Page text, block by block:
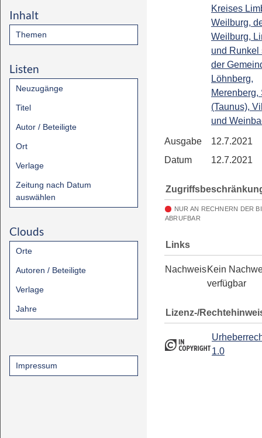
Inhalt
Themen
Listen
Neuzugänge
Titel
Autor / Beteiligte
Ort
Verlage
Zeitung nach Datum
auswählen
Clouds
Orte
Autoren / Beteiligte
Verlage
Jahre
Impressum
Kreises
Weilburg,
Weilburg,
und Runkel
der
Löhnberg,
Merenberg,
(Taunus),
und
Ausgabe
12.7.2021
Datum
12.7.2021
NUR AN RECHNERN DER
ABRUFBAR
Links
NachweisKein
verfügbar
Lizenz-/
1.0